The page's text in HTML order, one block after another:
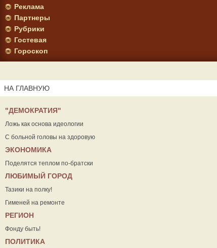
Реклама
Партнеры
Рубрики
Гостевая
Гороскоп
НА ГЛАВНУЮ
"ДЕМОКРАТИЯ"
Ложь как основа идеологии
С больной головы на здоровую
ЭКОНОМИКА
Поделятся теплом по-братски
ЛЮБИМЫЙ ГОРОД
Тазики на полку!
Гименей на ремонте
РЕГИОН
Фонду быть!
ПОЛИТИКА